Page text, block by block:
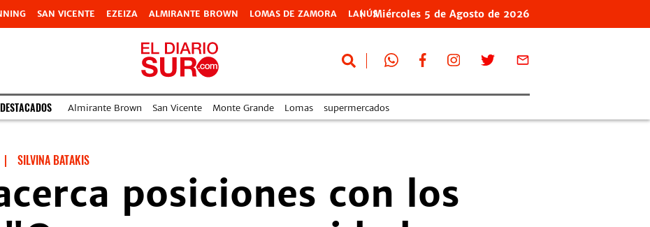
SAN VICENTE EZEIZA ALMIRANTE BROWN LOMAS DE ZAMORA LANÚSMiércoles 5 de Agosto de 2026
Almirante Brown San Vicente Monte Grande Lomas supermercados
| SILVINA BATAKIS
posiciones con los